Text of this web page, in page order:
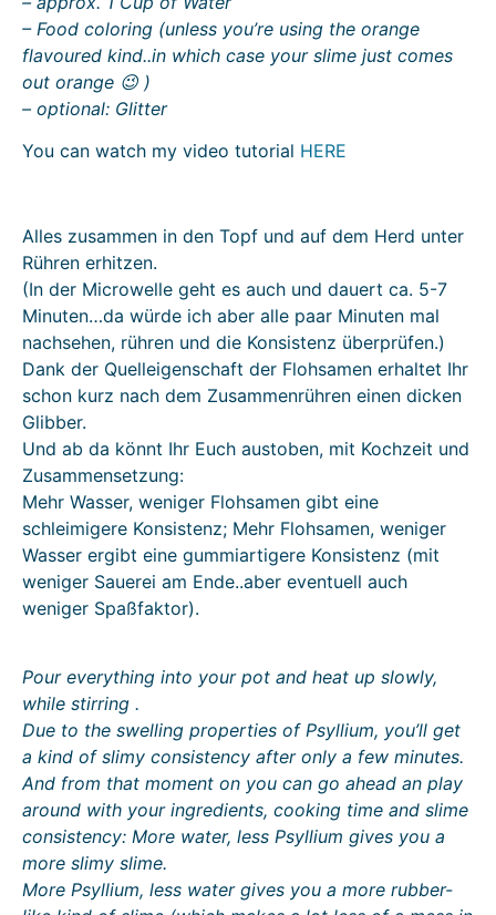
– Food coloring (unless you’re using the orange
flavoured kind..in which case your slime just comes
out orange 😉 )
– optional: Glitter
You can watch my video tutorial HERE
Alles zusammen in den Topf und auf dem Herd unter
Rühren erhitzen.
(In der Microwelle geht es auch und dauert ca. 5-7
Minuten…da würde ich aber alle paar Minuten mal
nachsehen, rühren und die Konsistenz überprüfen.)
Dank der Quelleigenschaft der Flohsamen erhaltet Ihr
schon kurz nach dem Zusammenrühren einen dicken
Glibber.
Und ab da könnt Ihr Euch austoben, mit Kochzeit und
Zusammensetzung:
Mehr Wasser, weniger Flohsamen gibt eine
schleimigere Konsistenz; Mehr Flohsamen, weniger
Wasser ergibt eine gummiartigere Konsistenz (mit
weniger Sauerei am Ende..aber eventuell auch
weniger Spaßfaktor).
Pour everything into your pot and heat up slowly,
while stirring .
Due to the swelling properties of Psyllium, you’ll get
a kind of slimy consistency after only a few minutes.
And from that moment on you can go ahead an play
around with your ingredients, cooking time and slime
consistency: More water, less Psyllium gives you a
more slimy slime.
More Psyllium, less water gives you a more rubber-